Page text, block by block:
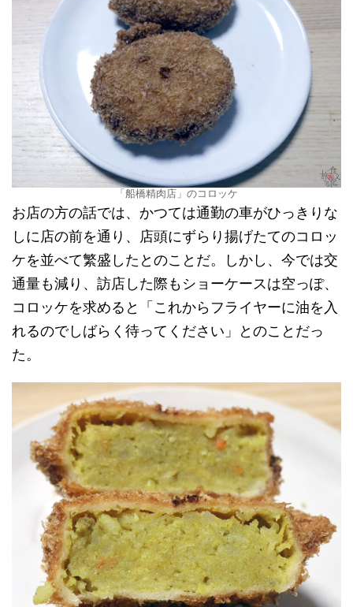
「船橋精肉店」のコロッケ
お店の方の話では、かつては通勤の車がひっきりな
しに店の前を通り、店頭にずらり揚げたてのコロッ
ケを並べて繁盛したとのことだ。しかし、今では交
通量も減り、訪店した際もショーケースは空っぽ、
コロッケを求めると「これからフライヤーに油を入
れるのでしばらく待ってください」とのことだっ
た。